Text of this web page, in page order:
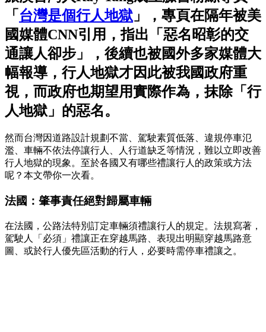
「 台灣是個行人地獄 」，專頁在隔年被美
國媒體CNN引用，指出「惡名昭彰的交
通讓人卻步」，後續也被國外多家媒體大
幅報導，行人地獄才因此被我國政府重
視，而政府也期望用實際作為，抹除「行
人地獄」的惡名。
然而台灣因道路設計規劃不當、駕駛素質低落、違規停車氾
濫、車輛不依法停讓行人、人行道缺乏等情況，難以立即改善
行人地獄的現象。至於各國又有哪些禮讓行人的政策或方法
呢？本文帶你一次看。
法國：肇事責任絕對歸屬車輛
在法國，公路法特別訂定車輛須禮讓行人的規定。法規寫著，
駕駛人「必須」禮讓正在穿越馬路、表現出明顯穿越馬路意
圖、或於行人優先區活動的行人，必要時需停車禮讓之。